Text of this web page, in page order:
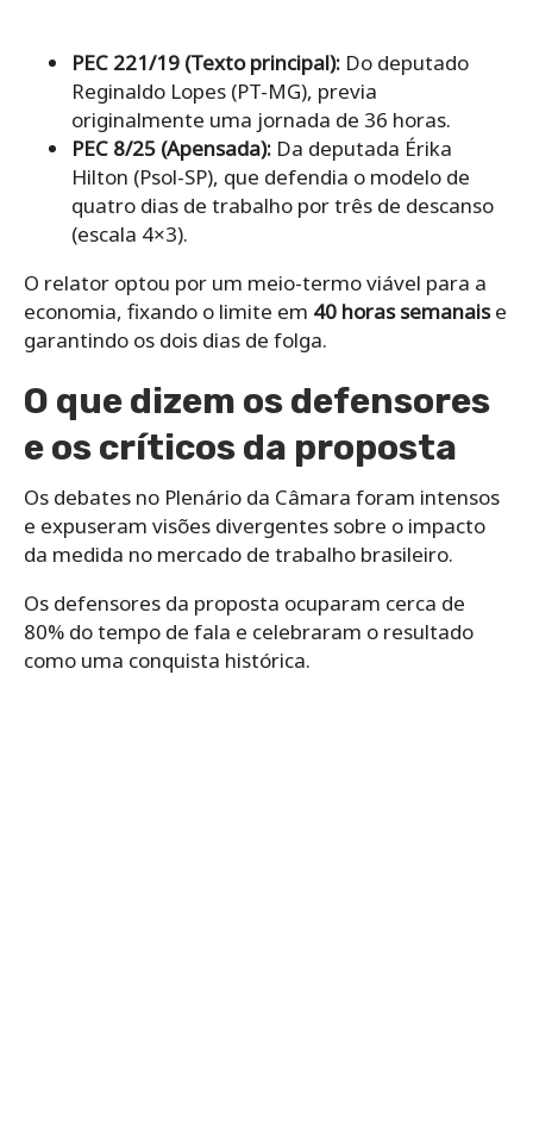
PEC 221/19 (Texto principal): Do deputado
Reginaldo Lopes (PT-MG), previa
originalmente uma jornada de 36 horas.
PEC 8/25 (Apensada): Da deputada Érika
Hilton (Psol-SP), que defendia o modelo de
quatro dias de trabalho por três de descanso
(escala 4×3).
O relator optou por um meio-termo viável para a
economia, fixando o limite em 40 horas semanaise
garantindo os dois dias de folga.
O que dizem os defensores
e os críticos da proposta
Os debates no Plenário da Câmara foram intensos
e expuseram visões divergentes sobre o impacto
da medida no mercado de trabalho brasileiro.
Os defensores da proposta ocuparam cerca de
80% do tempo de fala e celebraram o resultado
como uma conquista histórica.